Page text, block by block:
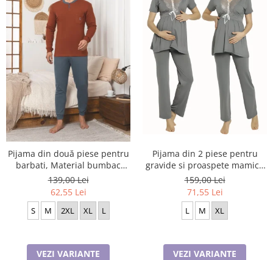
Pijama din două piese pentru
barbati, Material bumbac
Berf2005
139,00 Lei
62,55 Lei
S M 2XL XL L
VEZI VARIANTE
Pijama din 2 piese pentru
gravide si proaspete mamici,
Material Bumbac, Lux,
JEN50331
159,00 Lei
71,55 Lei
L M XL
VEZI VARIANTE